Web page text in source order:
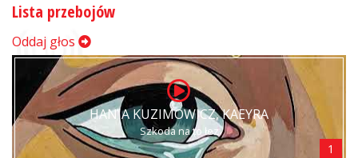
Lista przebojów
Oddaj głos
HANIA KUZIMOWICZ, KAEYRA
Szkoda na to łez
1